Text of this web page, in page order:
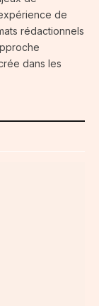
de
rédactionnels
dans les